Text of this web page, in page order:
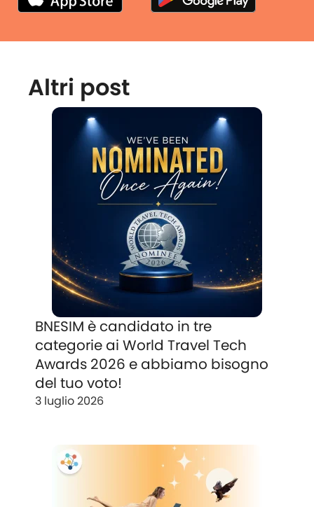
Altri post
BNESIM è candidato in tre
categorie ai World Travel Tech
Awards 2026 e abbiamo bisogno
del tuo voto!
3 luglio 2026